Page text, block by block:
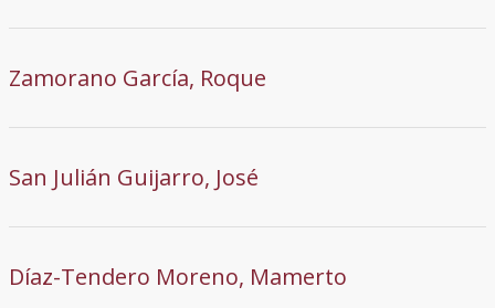
Zamorano García, Roque
San Julián Guijarro, José
Díaz-Tendero Moreno, Mamerto